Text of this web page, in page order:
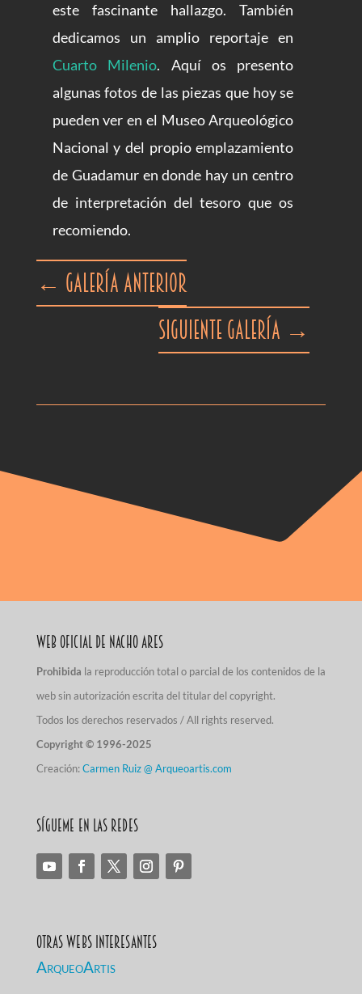
este fascinante hallazgo. También
dedicamos un amplio reportaje en
Cuarto Milenio. Aquí os presento
algunas fotos de las piezas que hoy se
pueden ver en el Museo Arqueológico
Nacional y del propio emplazamiento
de Guadamur en donde hay un centro
de interpretación del tesoro que os
recomiendo.
← Galería anterior
Siguiente galería →
Web Oficial de Nacho Ares
Prohibida la reproducción total o parcial de los contenidos de la
web sin autorización escrita del titular del copyright.
Todos los derechos reservados / All rights reserved.
Copyright © 1996-2025
Creación:Carmen Ruiz @ Arqueoartis.com
Sígueme en las redes
Otras Webs Interesantes
ArqueoArtis